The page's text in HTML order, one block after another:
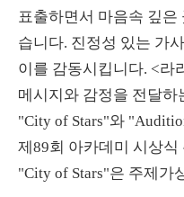
표출하면서 마음속 깊
습니다. 진정성 있는 가
이를 감동시킵니다. <라
메시지와 감정을 전달하
"City of Stars"와
제89회 아카데미 시상
"City of Stars"은 주제가